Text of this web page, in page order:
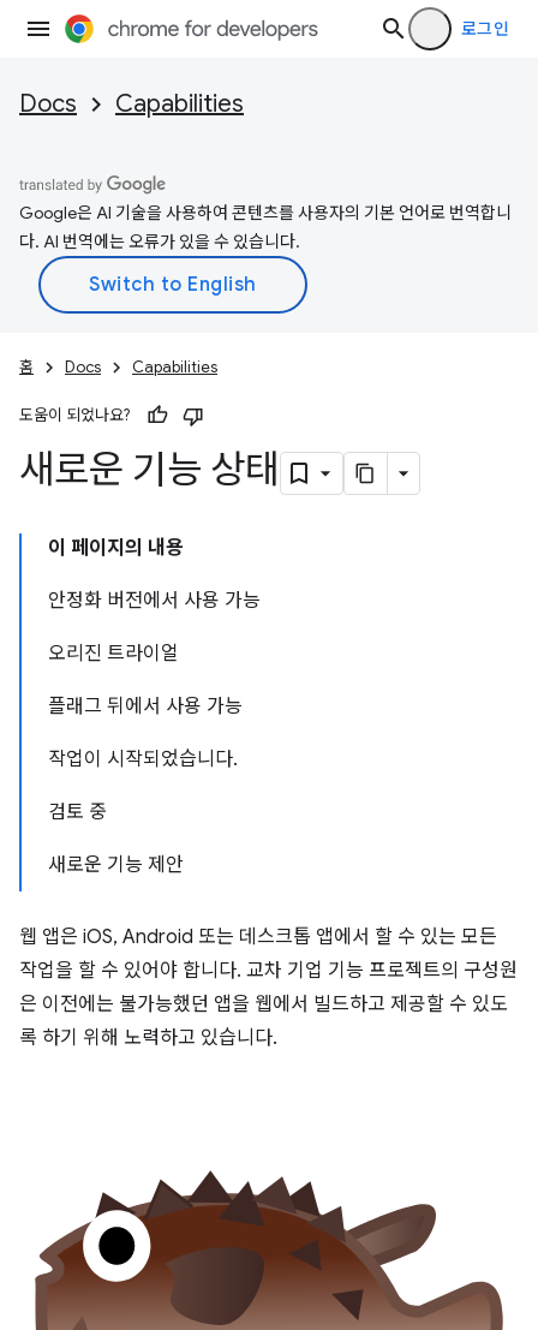
로그인
Docs Capabilities
Google은 AI 기술을 사용하여 콘텐츠를 사용자의 기본 언어로 번역합니
다. AI 번역에는 오류가 있을 수 있습니다.
홈 Docs Capabilities
도움이 되었나요?
새로운 기능 상태
이 페이지의 내용
안정화 버전에서 사용 가능
오리진 트라이얼
플래그 뒤에서 사용 가능
작업이 시작되었습니다.
검토 중
새로운 기능 제안
웹 앱은 iOS, Android 또는 데스크톱 앱에서 할 수 있는 모든
작업을 할 수 있어야 합니다. 교차 기업 기능 프로젝트의 구성원
은 이전에는 불가능했던 앱을 웹에서 빌드하고 제공할 수 있도
록 하기 위해 노력하고 있습니다.